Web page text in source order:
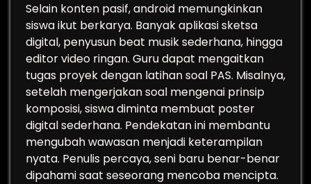
Selain konten pasif, android memungkinkan
siswa ikut berkarya. Banyak aplikasi sketsa
digital, penyusun beat musik sederhana, hingga
editor video ringan. Guru dapat mengaitkan
tugas proyek dengan latihan soal PAS. Misalnya,
setelah mengerjakan soal mengenai prinsip
komposisi, siswa diminta membuat poster
digital sederhana. Pendekatan ini membantu
mengubah wawasan menjadi keterampilan
nyata. Penulis percaya, seni baru benar-benar
dipahami saat seseorang mencoba mencipta.